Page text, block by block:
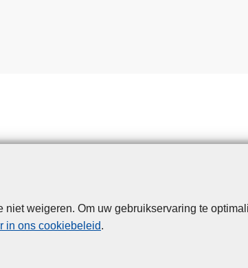
weigeren. Om uw gebruikservaring te
in ons cookiebeleid.
Toegankelijkheid